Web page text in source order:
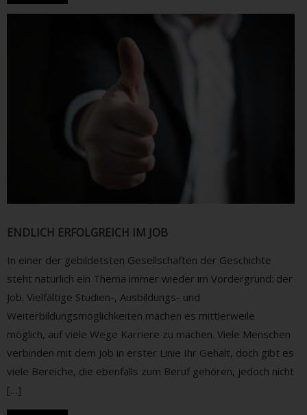
ENDLICH ERFOLGREICH IM JOB
In einer der gebildetsten Gesellschaften der Geschichte
steht natürlich ein Thema immer wieder im Vordergrund: der
Job. Vielfältige Studien-, Ausbildungs- und
Weiterbildungsmöglichkeiten machen es mittlerweile
möglich, auf viele Wege Karriere zu machen. Viele Menschen
verbinden mit dem Job in erster Linie Ihr Gehalt, doch gibt es
viele Bereiche, die ebenfalls zum Beruf gehören, jedoch nicht
[…]